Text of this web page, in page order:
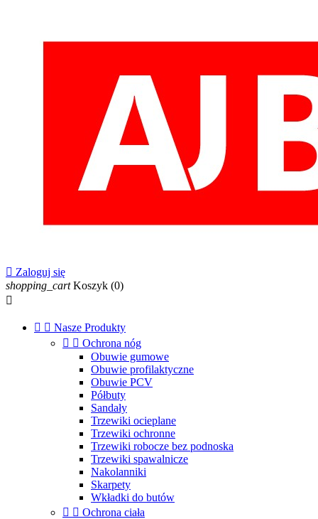
 Zaloguj się
shopping_cart Koszyk (0)

  Nasze Produkty
  Ochrona nóg
Obuwie gumowe
Obuwie profilaktyczne
Obuwie PCV
Półbuty
Sandały
Trzewiki ocieplane
Trzewiki ochronne
Trzewiki robocze bez podnoska
Trzewiki spawalnicze
Nakolanniki
Skarpety
Wkładki do butów
  Ochrona ciała